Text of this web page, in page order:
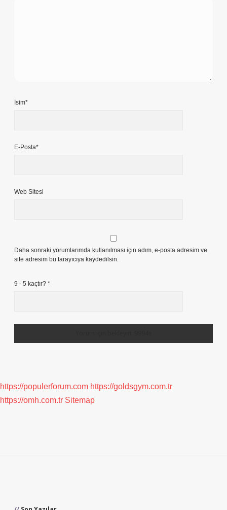
İsim*
E-Posta*
Web Sitesi
Daha sonraki yorumlarımda kullanılması için adım, e-posta adresim ve
site adresim bu tarayıcıya kaydedilsin.
9 - 5 kaçtır? *
https://populerforum.com https://goldsgym.com.tr
https://omh.com.tr Sitemap